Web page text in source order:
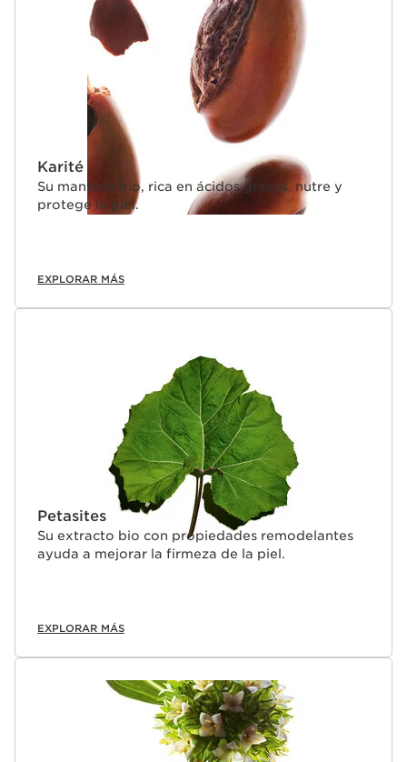
Karité
Su manteca bio, rica en ácidos grasos, nutre y
protege la piel.
EXPLORAR MÁS
Petasites
Su extracto bio con propiedades remodelantes
ayuda a mejorar la firmeza de la piel.
EXPLORAR MÁS